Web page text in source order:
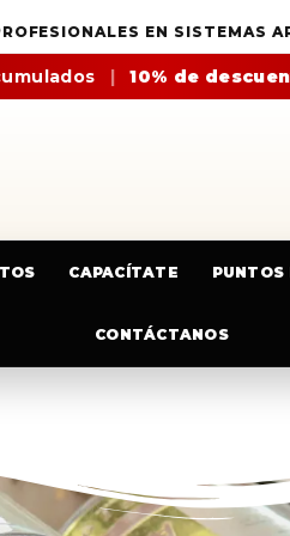
EN SISTEMAS
| 10% de
CAPACÍTATE PUNTOS
CONTÁCTANOS